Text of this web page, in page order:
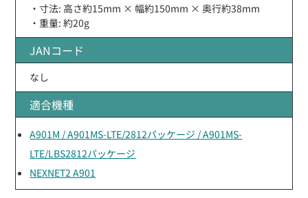
・寸法: 高さ約15mm × 幅約150mm × 奥行約38mm
・重量: 約20g
JANコード
なし
適合機種
A901M / A901MS-LTE/2812パッケージ / A901MS-
LTE/LBS2812パッケージ
NEXNET2 A901